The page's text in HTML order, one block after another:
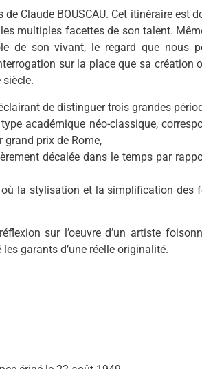
Claude BOUSCAU. Cet itinéraire est
multiples facettes de son talent.
de son vivant, le regard que nous
sur la place que sa création
siècle.
de distinguer trois grandes
académique néo-classique,
prix de Rome,
décalée dans le temps par
la stylisation et la simplification des
sur l’oeuvre d’un artiste
garants d’une réelle originalité.